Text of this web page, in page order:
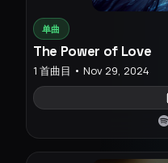
单曲
The Power of Love
1 首曲目 • Nov 29, 2024